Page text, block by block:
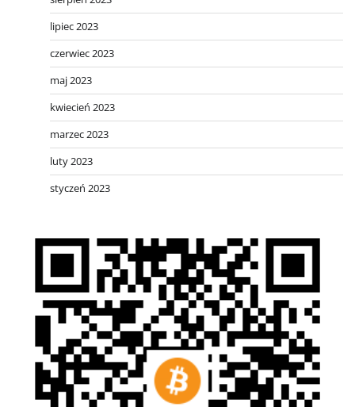
lipiec 2023
czerwiec 2023
maj 2023
kwiecień 2023
marzec 2023
luty 2023
styczeń 2023